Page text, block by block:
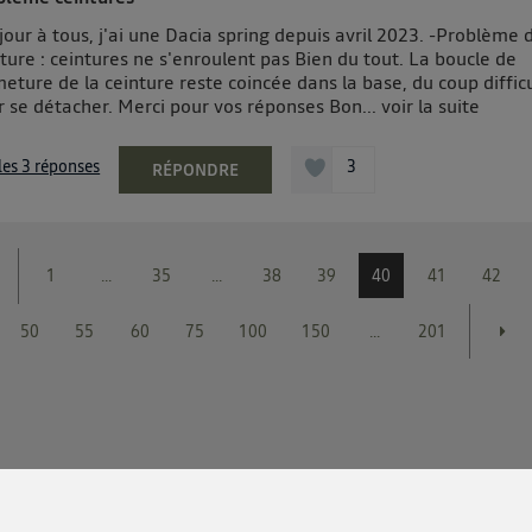
à tous, j'ai une Dacia spring depuis avril 2023. -Problème
: ceintures ne s'enroulent pas Bien du tout. La boucle de
de la ceinture reste coincée dans la base, du coup
se détacher. Merci pour vos réponses Bon...voir la suite
3 réponses RÉPONDRE 3
1 ... 35 ... 38 39 40 41 42
50 55 60 75 100 150 ... 201